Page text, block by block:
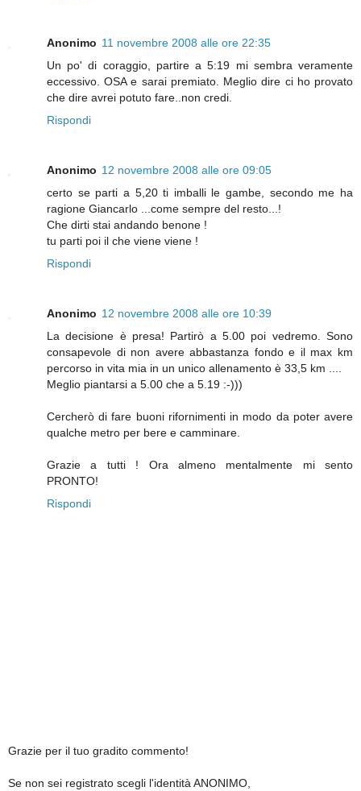
Anonimo 11 novembre 2008 alle ore 22:35
Un po' di coraggio, partire a 5:19 mi sembra veramente
eccessivo. OSA e sarai premiato. Meglio dire ci ho provato
che dire avrei potuto fare..non credi.
Rispondi
Anonimo 12 novembre 2008 alle ore 09:05
certo se parti a 5,20 ti imballi le gambe, secondo me ha
ragione Giancarlo ...come sempre del resto...!
Che dirti stai andando benone !
tu parti poi il che viene viene !
Rispondi
Anonimo 12 novembre 2008 alle ore 10:39
La decisione è presa! Partirò a 5.00 poi vedremo. Sono
consapevole di non avere abbastanza fondo e il max km
percorso in vita mia in un unico allenamento è 33,5 km ....
Meglio piantarsi a 5.00 che a 5.19 :-)))
Cercherò di fare buoni rifornimenti in modo da poter avere
qualche metro per bere e camminare.
Grazie a tutti ! Ora almeno mentalmente mi sento
PRONTO!
Rispondi
Grazie per il tuo gradito commento!
Se non sei registrato scegli l'identità ANONIMO,